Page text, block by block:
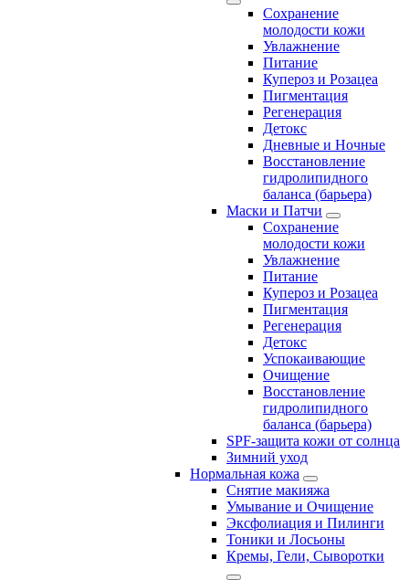
Сохранение
молодости кожи
Увлажнение
Питание
Купероз и Розацеа
Пигментация
Регенерация
Детокс
Дневные и Ночные
Восстановление
гидролипидного
баланса (барьера)
Маски и Патчи
Сохранение
молодости кожи
Увлажнение
Питание
Купероз и Розацеа
Пигментация
Регенерация
Детокс
Успокаивающие
Очищение
Восстановление
гидролипидного
баланса (барьера)
SPF-защита кожи от солнца
Зимний уход
Нормальная кожа
Снятие макияжа
Умывание и Очищение
Эксфолиация и Пилинги
Тоники и Лосьоны
Кремы, Гели, Сыворотки